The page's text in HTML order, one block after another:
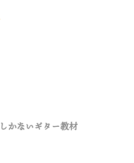
かないギター教材